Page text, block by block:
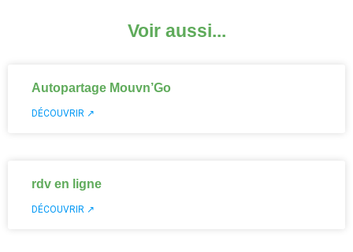
Voir aussi...
Autopartage Mouvn’Go
DÉCOUVRIR ↗
rdv en ligne
DÉCOUVRIR ↗